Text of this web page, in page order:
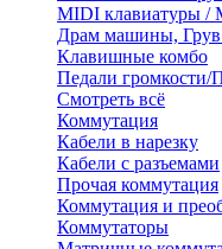
MIDI клавиатуры /
Драм машины,
Клавишные комбо
Педали громкости/
Смотреть всё
Коммутация
Кабели в нарезку
Кабели с разъемами
Прочая коммутация
Коммутация и
Коммутаторы